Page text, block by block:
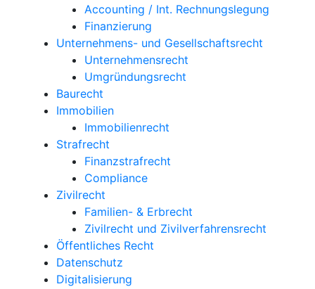
Accounting / Int. Rechnungslegung
Finanzierung
Unternehmens- und Gesellschaftsrecht
Unternehmensrecht
Umgründungsrecht
Baurecht
Immobilien
Immobilienrecht
Strafrecht
Finanzstrafrecht
Compliance
Zivilrecht
Familien- & Erbrecht
Zivilrecht und Zivilverfahrensrecht
Öffentliches Recht
Datenschutz
Digitalisierung